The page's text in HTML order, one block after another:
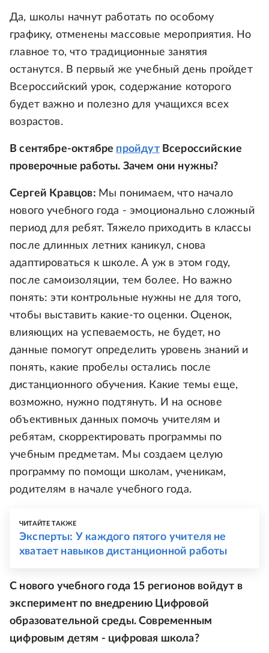
Да, школы начнут работать по особому
графику, отменены массовые мероприятия. Но
главное то, что традиционные занятия
останутся. В первый же учебный день пройдет
Всероссийский урок, содержание которого
будет важно и полезно для учащихся всех
возрастов.
В сентябре-октябре пройдутВсероссийские
проверочные работы. Зачем они нужны?
Сергей Кравцов: Мы понимаем, что начало
нового учебного года - эмоционально сложный
период для ребят. Тяжело приходить в классы
после длинных летних каникул, снова
адаптироваться к школе. А уж в этом году,
после самоизоляции, тем более. Но важно
понять: эти контрольные нужны не для того,
чтобы выставить какие-то оценки. Оценок,
влияющих на успеваемость, не будет, но
данные помогут определить уровень знаний и
понять, какие пробелы остались после
дистанционного обучения. Какие темы еще,
возможно, нужно подтянуть. И на основе
объективных данных помочь учителям и
ребятам, скорректировать программы по
учебным предметам. Мы создаем целую
программу по помощи школам, ученикам,
родителям в начале учебного года.
ЧИТАЙТЕ ТАКЖЕ
Эксперты: У каждого пятого учителя не
хватает навыков дистанционной работы
С нового учебного года 15 регионов войдут в
эксперимент по внедрению Цифровой
образовательной среды. Современным
цифровым детям - цифровая школа?